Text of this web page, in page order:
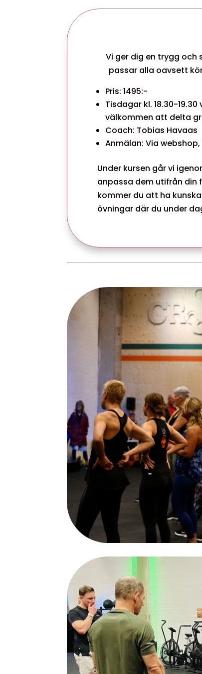
Vi ger dig en trygg och
passar alla oavsett
Pris: 1495:-
Tisdagar kl. 18.30-
välkommen att delta
Coach: Tobias Havaas
Anmälan: Via
Under kursen går vi
anpassa dem utifrån din
kommer du att ha
övningar där du under